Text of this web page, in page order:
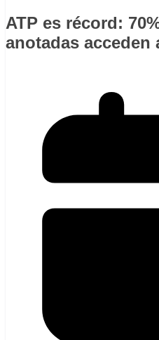
ATP es récord:
anotadas acceden